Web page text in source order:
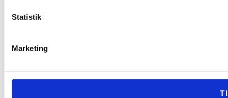
Statistik
Marketing